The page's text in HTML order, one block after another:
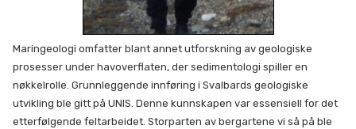
Maringeologi omfatter blant annet utforskning av geologiske
prosesser under havoverflaten, der sedimentologi spiller en
nøkkelrolle. Grunnleggende innføring i Svalbards geologiske
utvikling ble gitt på UNIS. Denne kunnskapen var essensiell for det
etterfølgende feltarbeidet. Storparten av bergartene vi så på ble